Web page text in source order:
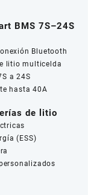
BMS 7S–24S
Bluetooth
litio multicelda
a 24S
hasta 40A
de litio
(ESS)